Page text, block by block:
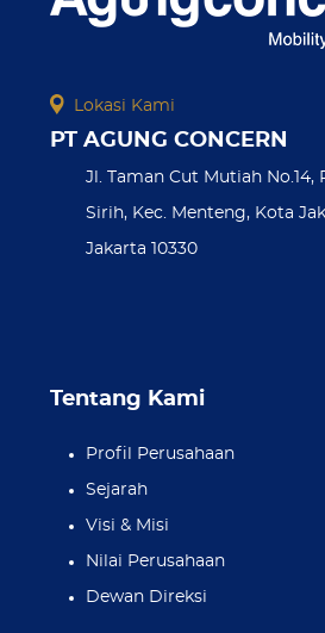
Lokasi Kami
PT AGUNG CONCERN
Jl. Taman Cut Mutiah No.14,
Sirih, Kec. Menteng, Kota
Jakarta 10330
Tentang Kami
Profil Perusahaan
Sejarah
Visi & Misi
Nilai Perusahaan
Dewan Direksi